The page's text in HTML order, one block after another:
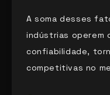
A soma desses
indústrias operem
confiabilidade,
competitivas no